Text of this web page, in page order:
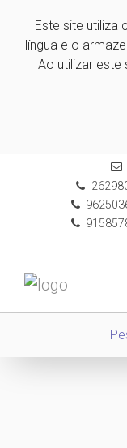
Este site utiliza
língua e o
Ao utilizar este